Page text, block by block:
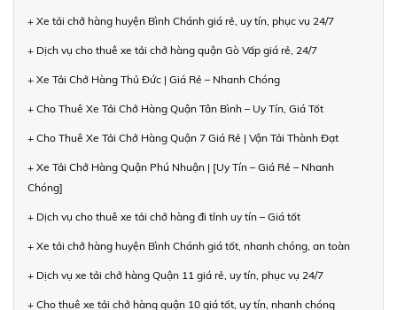
+ Xe tải chở hàng huyện Bình Chánh giá rẻ, uy tín, phục vụ 24/7
+ Dịch vụ cho thuê xe tải chở hàng quận Gò Vấp giá rẻ, 24/7
+ Xe Tải Chở Hàng Thủ Đức | Giá Rẻ – Nhanh Chóng
+ Cho Thuê Xe Tải Chở Hàng Quận Tân Bình – Uy Tín, Giá Tốt
+ Cho Thuê Xe Tải Chở Hàng Quận 7 Giá Rẻ | Vận Tải Thành Đạt
+ Xe Tải Chở Hàng Quận Phú Nhuận | [Uy Tín – Giá Rẻ – Nhanh
Chóng]
+ Dịch vụ cho thuê xe tải chở hàng đi tỉnh uy tín – Giá tốt
+ Xe tải chở hàng huyện Bình Chánh giá tốt, nhanh chóng, an toàn
+ Dịch vụ xe tải chở hàng Quận 11 giá rẻ, uy tín, phục vụ 24/7
+ Cho thuê xe tải chở hàng quận 10 giá tốt, uy tín, nhanh chóng